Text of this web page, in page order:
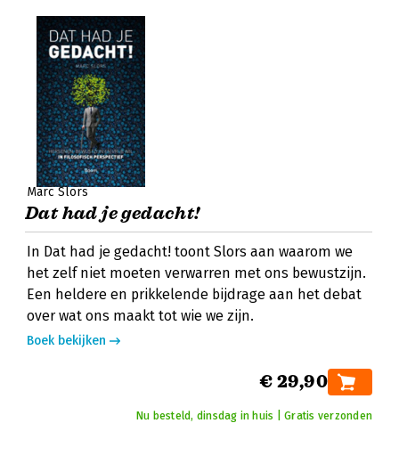
Marc Slors
Dat had je gedacht!
In Dat had je gedacht! toont Slors aan waarom we
het zelf niet moeten verwarren met ons bewustzijn.
Een heldere en prikkelende bijdrage aan het debat
over wat ons maakt tot wie we zijn.
Boek bekijken
€ 29,90
Nu besteld, dinsdag in huis | Gratis verzonden